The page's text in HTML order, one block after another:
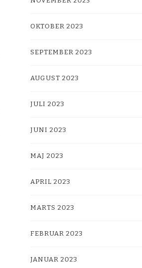
OKTOBER 2023
SEPTEMBER 2023
AUGUST 2023
JULI 2023
JUNI 2023
MAJ 2023
APRIL 2023
MARTS 2023
FEBRUAR 2023
JANUAR 2023